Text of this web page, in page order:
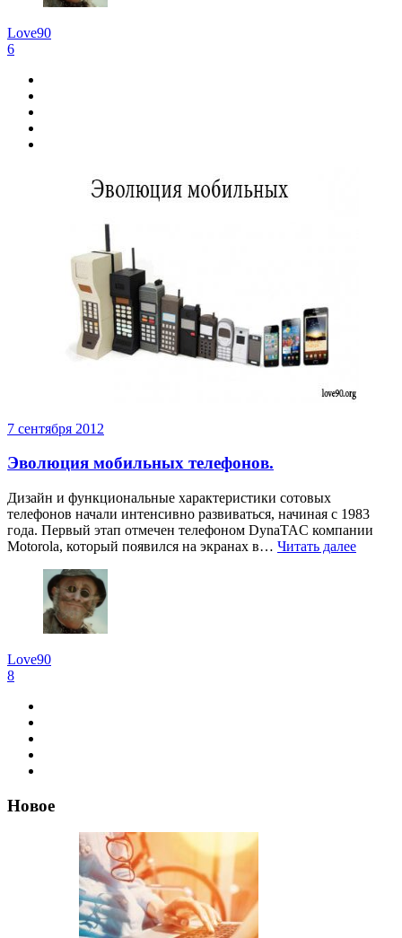
Love90
6
7 сентября 2012
Эволюция мобильных телефонов.
Дизайн и функциональные характеристики сотовых
телефонов начали интенсивно развиваться, начиная с 1983
года. Первый этап отмечен телефоном DynaTAC компании
Motorola, который появился на экранах в… Читать далее
Love90
8
Новое